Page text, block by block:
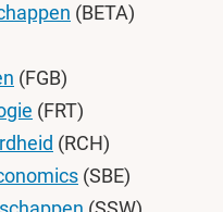
(BETA)
(FGB)
(FRT)
(RCH)
(SBE)